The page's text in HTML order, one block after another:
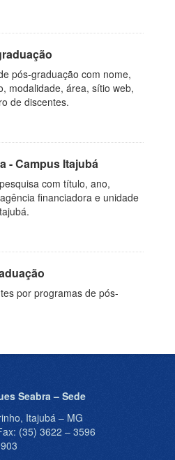
pós-graduação com nome,
modalidade, área, sítio web,
de discentes.
- Campus Itajubá
com título, ano,
financiadora e unidade
por programas de pós-
Seabra – Sede
Itajubá – MG
(35) 3622 – 3596